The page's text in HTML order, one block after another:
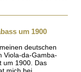
um 1900
deutschen
Viola-da-Gamba-
um 1900. Das